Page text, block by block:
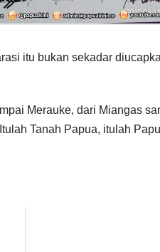
itu bukan sekadar
Merauke, dari Miangas
Tanah Papua, itulah